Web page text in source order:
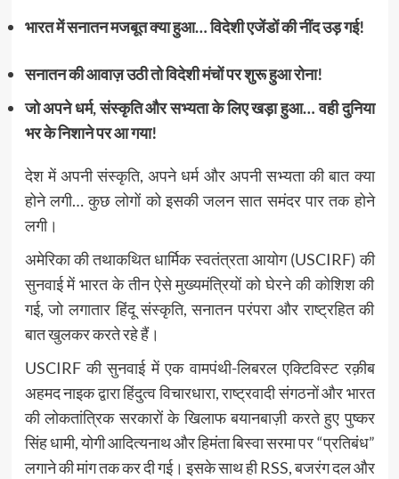
भारत में सनातन मजबूत क्या हुआ… विदेशी एजेंडों की नींद उड़ गई!
सनातन की आवाज़ उठी तो विदेशी मंचों पर शुरू हुआ रोना!
जो अपने धर्म, संस्कृति और सभ्यता के लिए खड़ा हुआ… वही दुनिया
भर के निशाने पर आ गया!
देश में अपनी संस्कृति, अपने धर्म और अपनी सभ्यता की बात क्या
होने लगी… कुछ लोगों को इसकी जलन सात समंदर पार तक होने
लगी।
अमेरिका की तथाकथित धार्मिक स्वतंत्रता आयोग (USCIRF) की
सुनवाई में भारत के तीन ऐसे मुख्यमंत्रियों को घेरने की कोशिश की
गई, जो लगातार हिंदू संस्कृति, सनातन परंपरा और राष्ट्रहित की
बात खुलकर करते रहे हैं।
USCIRF की सुनवाई में एक वामपंथी-लिबरल एक्टिविस्ट रक़ीब
अहमद नाइक द्वारा हिंदुत्व विचारधारा, राष्ट्रवादी संगठनों और भारत
की लोकतांत्रिक सरकारों के खिलाफ बयानबाज़ी करते हुए पुष्कर
सिंह धामी, योगी आदित्यनाथ और हिमंता बिस्वा सरमा पर “प्रतिबंध”
लगाने की मांग तक कर दी गई। इसके साथ ही RSS, बजरंग दल और